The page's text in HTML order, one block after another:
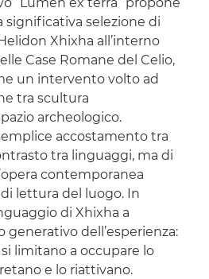
significativa selezione di
Xhixha all’interno
Case Romane del Celio,
un intervento volto ad
tra scultura
archeologico.
accostamento tra
tra linguaggi, ma di
contemporanea
lettura del luogo. In
di Xhixha a
dell’esperienza:
limitano a occupare lo
e lo riattivano.